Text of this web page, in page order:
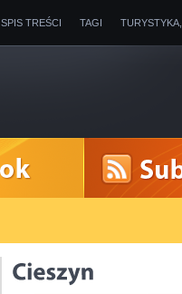
SPIS TREŚCI TAGI